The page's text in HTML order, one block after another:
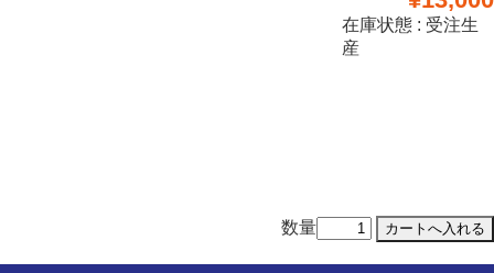
在庫状態 : 受注生
産
数量